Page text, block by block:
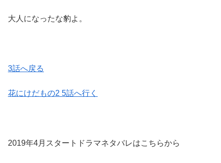
大人になったな豹よ。
3話へ戻る
花にけだもの2 5話へ行く
2019年4月スタートドラマネタバレはこちらから